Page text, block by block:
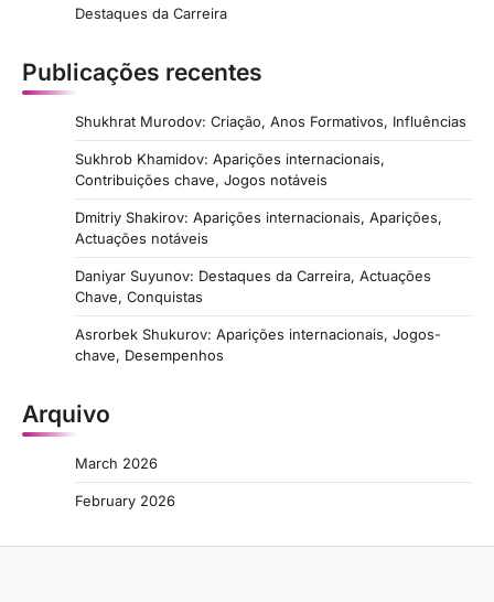
Destaques da Carreira
Publicações recentes
Shukhrat Murodov: Criação, Anos Formativos, Influências
Sukhrob Khamidov: Aparições internacionais,
Contribuições chave, Jogos notáveis
Dmitriy Shakirov: Aparições internacionais, Aparições,
Actuações notáveis
Daniyar Suyunov: Destaques da Carreira, Actuações
Chave, Conquistas
Asrorbek Shukurov: Aparições internacionais, Jogos-
chave, Desempenhos
Arquivo
March 2026
February 2026